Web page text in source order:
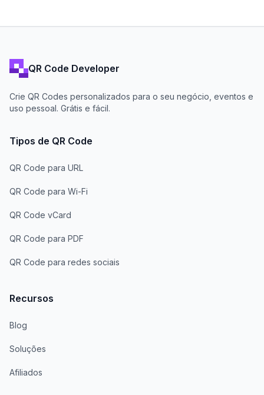
QR Code Developer
Crie QR Codes personalizados para o seu negócio, eventos e
uso pessoal. Grátis e fácil.
Tipos de QR Code
QR Code para URL
QR Code para Wi-Fi
QR Code vCard
QR Code para PDF
QR Code para redes sociais
Recursos
Blog
Soluções
Afiliados